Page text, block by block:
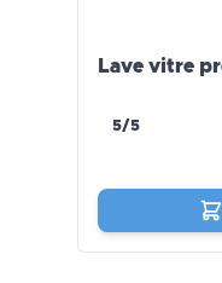
Lave vitre
5/5